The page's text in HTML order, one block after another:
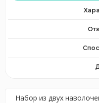
Набор из двух